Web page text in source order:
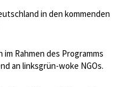
in den kommenden
Rahmen des Programms
an linksgrün-woke NGOs.